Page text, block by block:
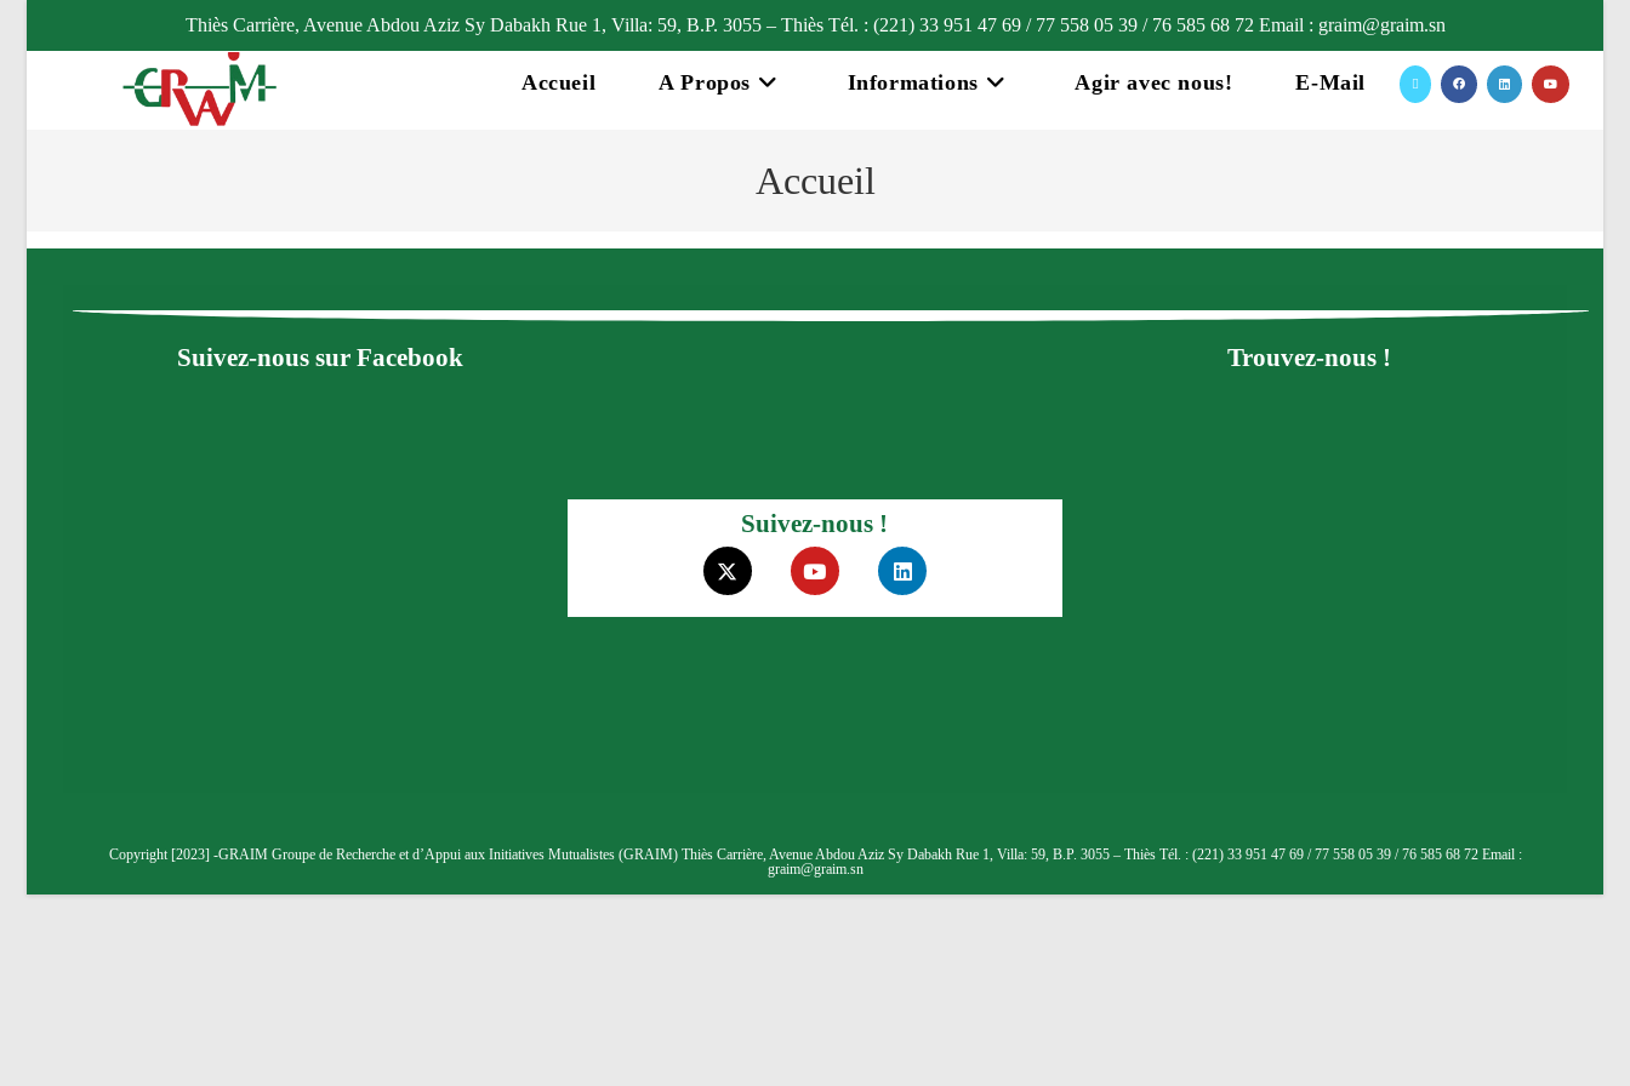
Thiès Carrière, Avenue Abdou Aziz Sy Dabakh Rue 1, Villa: 59, B.P. 3055 – Thiès Tél. : (221) 33 951 47 69 / 77 558 05 39 / 76 585 68 72 Email : graim@graim.sn
Accueil A Propos Informations Agir avec nous! E-Mail
Accueil
Suivez-nous sur Facebook
Suivez-nous !
Trouvez-nous !
Copyright [2023] -GRAIM Groupe de Recherche et d’Appui aux Initiatives Mutualistes (GRAIM) Thiès Carrière, Avenue Abdou Aziz Sy Dabakh Rue 1, Villa: 59, B.P. 3055 – Thiès Tél. : (221) 33 951 47 69 / 77 558 05 39 / 76 585 68 72 Email :
graim@graim.sn